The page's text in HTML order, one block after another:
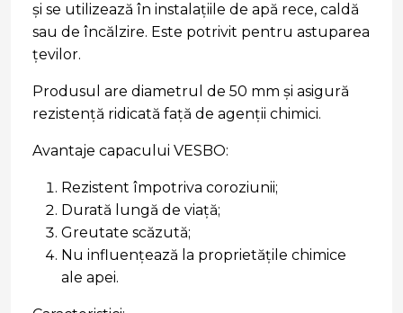
și se utilizează în instalațiile de apă rece, caldă
sau de încălzire. Este potrivit pentru astuparea
țevilor.
Produsul are diametrul de 50 mm și asigură
rezistență ridicată față de agenții chimici.
Avantaje capacului VESBO:
Rezistent împotriva coroziunii;
Durată lungă de viață;
Greutate scăzută;
Nu influențează la proprietățile chimice
ale apei.